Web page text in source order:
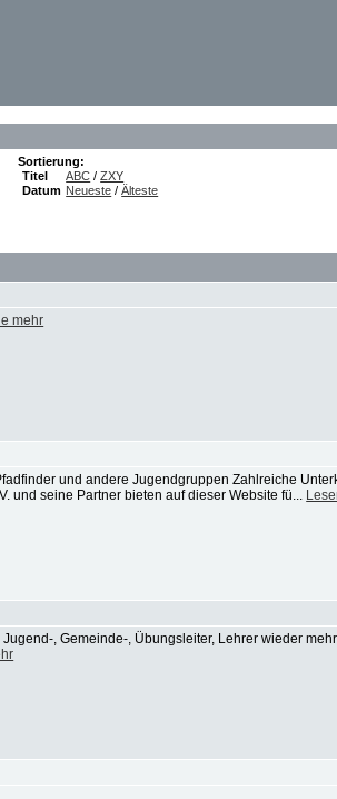
Sortierung:
Titel
ABC /ZXY
Datum Neueste /Älteste
mehr
und andere Jugendgruppen Zahlreiche
und seine Partner bieten auf dieser Website fü...
, Gemeinde-, Übungsleiter, Lehrer wieder